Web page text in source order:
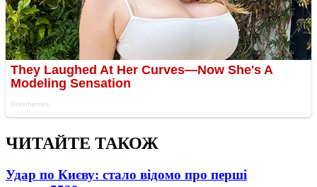
ЧИТАЙТЕ ТАКОЖ
Удар по Києву: стало відомо про перші